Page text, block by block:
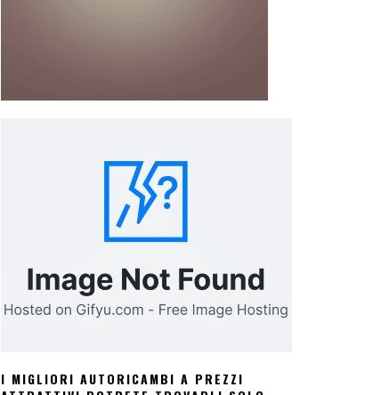
I MIGLIORI AUTORICAMBI A PREZZI